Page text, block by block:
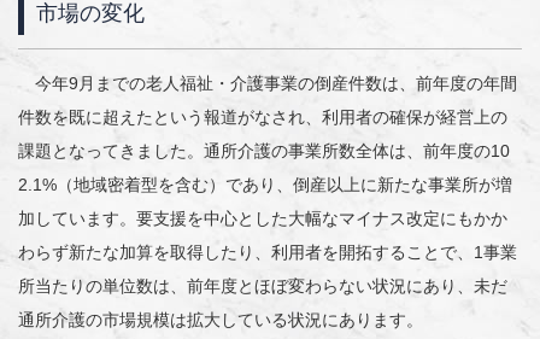
市場の変化
今年9月までの老人福祉・介護事業の倒産件数は、前年度の年間
件数を既に超えたという報道がなされ、利用者の確保が経営上の
課題となってきました。通所介護の事業所数全体は、前年度の10
2.1%（地域密着型を含む）であり、倒産以上に新たな事業所が増
加しています。要支援を中心とした大幅なマイナス改定にもかか
わらず新たな加算を取得したり、利用者を開拓することで、1事業
所当たりの単位数は、前年度とほぼ変わらない状況にあり、未だ
通所介護の市場規模は拡大している状況にあります。